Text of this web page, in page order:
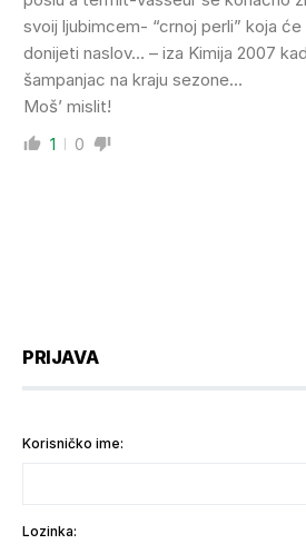
svoij ljubimcem- “crnoj perli” koja će
donijeti naslov… – iza Kimija 2007
šampanjac na kraju sezone…
Moš’ mislit!
1 0
PRIJAVA
Korisničko ime:
Lozinka: